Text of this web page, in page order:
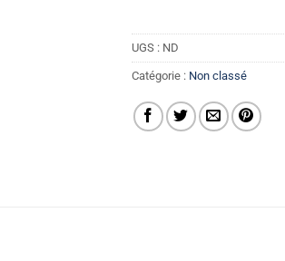
UGS : ND
Catégorie : Non classé